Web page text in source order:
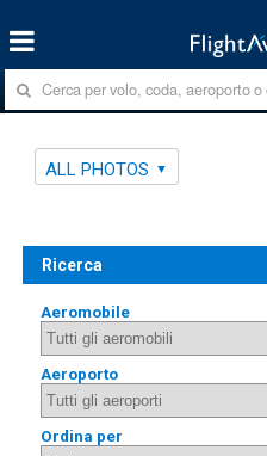
ALL PHOTOS
Ricerca
Aeromobile
Aeroporto
Ordina per